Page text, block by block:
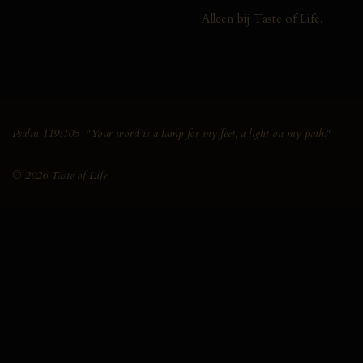
Alleen bij Taste of Life.
Psalm 119:105 "Your word is a lamp for my feet, a light on my path."
© 2026 Taste of Life